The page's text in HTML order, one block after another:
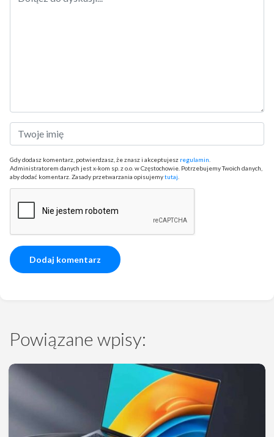
Gdy dodasz komentarz, potwierdzasz, że znasz i akceptujesz regulamin
Administratorem danych jest x-kom sp. z o.o. w Częstochowie. Potrzebujemy Twoich danych,
aby dodać komentarz. Zasady przetwarzania opisujemytutaj
Powiązane wpisy: